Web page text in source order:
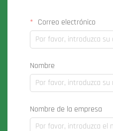
Correo electrónico
Nombre
Nombre de la empresa